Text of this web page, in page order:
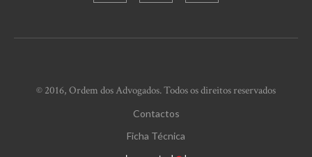
© 2016, Ordem dos Advogados. Todos os direitos reservados
Contactos
Ficha Técnica